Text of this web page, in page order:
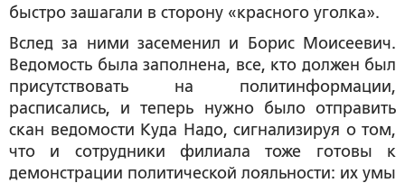
быстро зашагали в сторону «красного уголка».
Вслед за ними засеменил и Борис Моисеевич.
Ведомость была заполнена, все, кто должен был
присутствовать на политинформации,
расписались, и теперь нужно было отправить
скан ведомости Куда Надо, сигнализируя о том,
что и сотрудники филиала тоже готовы к
демонстрации политической лояльности: их умы